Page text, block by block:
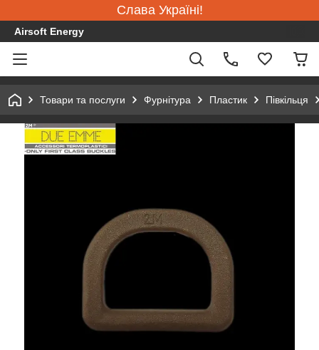
Слава Україні!
Airsoft Energy
Товари та послуги Фурнітура Пластик Півкільця